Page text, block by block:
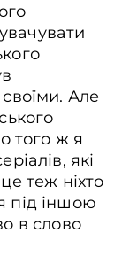
Але
того ж я
які
теж ніхто
під іншою
в слово